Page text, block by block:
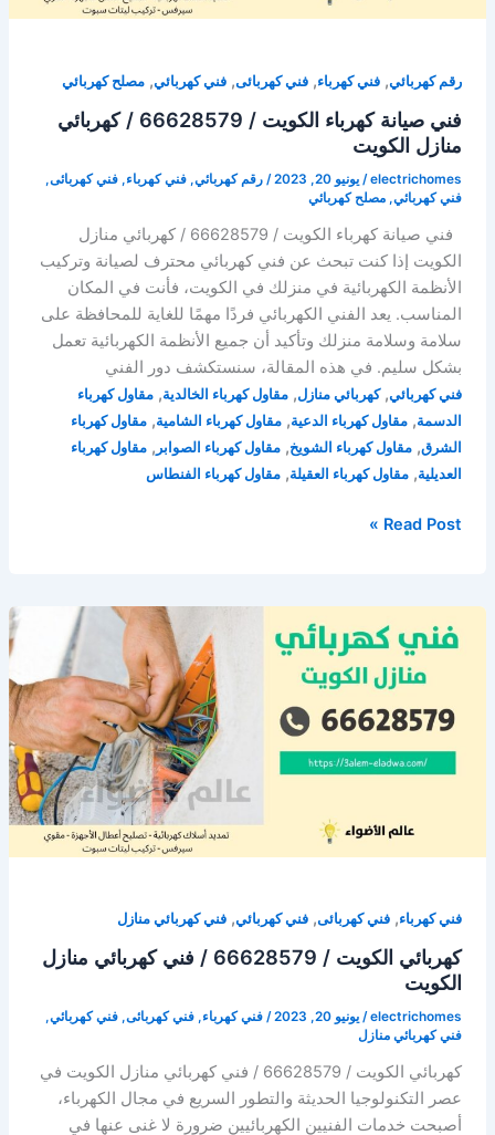
رقم كهربائي, فني كهرباء, فني كهربائى, فني كهربائي, مصلح كهربائي
فني صيانة كهرباء الكويت / 66628579 / كهربائي
منازل الكويت
electrichomes
/ يونيو 20, 2023 / رقم كهربائي, فني كهرباء, فني كهربائى,
فني كهربائي, مصلح كهربائي
فني صيانة كهرباء الكويت / 66628579 / كهربائي منازل
الكويت إذا كنت تبحث عن فني كهربائي محترف لصيانة وتركيب
الأنظمة الكهربائية في منزلك في الكويت، فأنت في المكان
المناسب. يعد الفني الكهربائي فردًا مهمًا للغاية للمحافظة على
سلامة وسلامة منزلك وتأكيد أن جميع الأنظمة الكهربائية تعمل
بشكل سليم. في هذه المقالة، سنستكشف دور الفني
فني كهربائي,كهربائي منازل, مقاول كهرباء الخالدية, مقاول كهرباء
الدسمة, مقاول كهرباء الدعية, مقاول كهرباء الشامية, مقاول كهرباء
الشرق, مقاول كهرباء الشويخ, مقاول كهرباء الصوابر , مقاول كهرباء
العديلية, مقاول كهرباء العقيلة, مقاول كهرباء الفنطاس
فني
الكويت
66628579
كهربائي
منازل
الكويت
Read Post »
فني كهرباء, فني كهربائى, فني كهربائي, فني كهربائي منازل
كهربائي الكويت / 66628579 / فني كهربائي منازل
الكويت
electrichomes
/ يونيو 20, 2023 / فني كهرباء, فني كهربائى, فني كهربائي,
فني كهربائي منازل
كهربائي الكويت / 66628579 / فني كهربائي منازل الكويت في
عصر التكنولوجيا الحديثة والتطور السريع في مجال الكهرباء،
أصبحت خدمات الفنيين الكهربائيين ضرورة لا غنى عنها في